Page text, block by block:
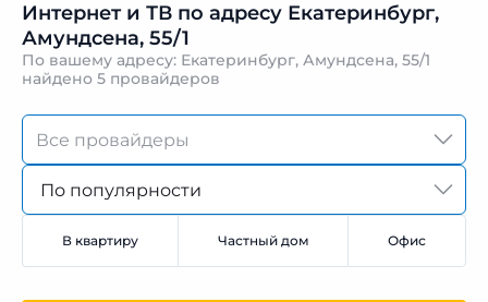
Интернет и ТВ по адресу Екатеринбург,
Амундсена, 55/1
По вашему адресу: Екатеринбург, Амундсена, 55/1
найдено 5 провайдеров
По популярности
В квартиру Частный дом Офис